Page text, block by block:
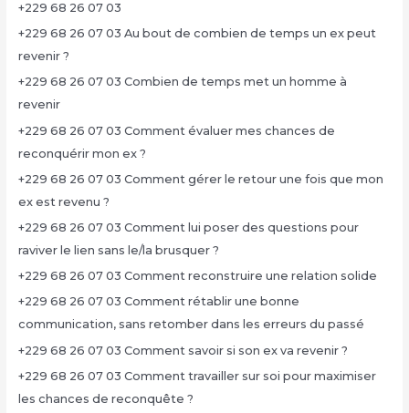
+229 68 26 07 03
+229 68 26 07 03 Au bout de combien de temps un ex peut
revenir ?
+229 68 26 07 03 Combien de temps met un homme à
revenir
+229 68 26 07 03 Comment évaluer mes chances de
reconquérir mon ex ?
+229 68 26 07 03 Comment gérer le retour une fois que mon
ex est revenu ?
+229 68 26 07 03 Comment lui poser des questions pour
raviver le lien sans le/la brusquer ?
+229 68 26 07 03 Comment reconstruire une relation solide
+229 68 26 07 03 Comment rétablir une bonne
communication, sans retomber dans les erreurs du passé
+229 68 26 07 03 Comment savoir si son ex va revenir ?
+229 68 26 07 03 Comment travailler sur soi pour maximiser
les chances de reconquête ?